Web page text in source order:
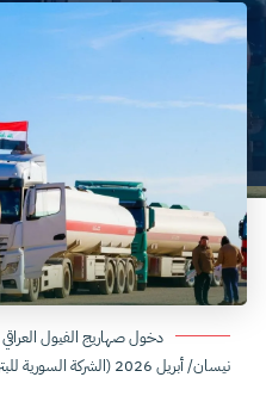
نيسان/ أبريل 2026 (الشركة السورية للبترول)